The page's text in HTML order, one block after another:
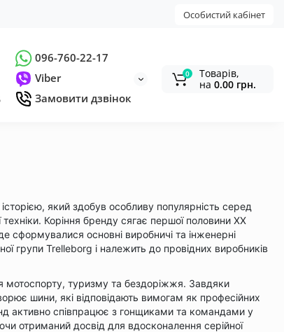
Особистий кабінет
096-760-22-17
Viber
Замовити дзвінок
0
Товарів,
на 0.00 грн.
який здобув особливу популярність серед
Коріння бренду сягає першої половини XX
сформувалися основні виробничі та інженерні
групи Trelleborg і належить до провідних виробників
мотоспорту, туризму та бездоріжжя. Завдяки
шини, які відповідають вимогам як професійних
активно співпрацює з гонщиками та командами у
отриманий досвід для вдосконалення серійної